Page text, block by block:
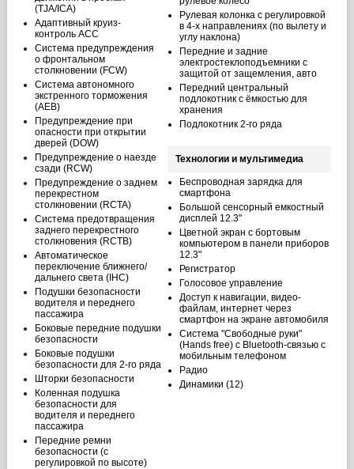
(TJA/ICA)
Адаптивный круиз-
контроль ACC
Система предупреждения
о фронтальном
столкновении (FCW)
Система автономного
экстренного торможения
(AEB)
Предупреждение при
опасности при открытии
дверей (DOW)
Предупреждение о наезде
сзади (RCW)
Предупреждение о заднем
перекрестном
столкновении (RCTA)
Система предотвращения
заднего перекрестного
столкновения (RCTB)
Автоматическое
переключение ближнего/
дальнего света (IHC)
Подушки безопасности
водителя и переднего
пассажира
Боковые передние подушки
безопасности
Боковые подушки
безопасности для 2-го ряда
Шторки безопасности
Коленная подушка
безопасности для
водителя и переднего
пассажира
Передние ремни
безопасности (с
регулировкой по высоте)
Рулевая колонка с регулировкой
в 4-х направлениях (по вылету и
углу наклона)
Передние и задние
электростеклоподъемники с
защитой от защемления, авто
Передний центральный
подлокотник с ёмкостью для
хранения
Подлокотник 2-го ряда
Технологии и мультимедиа
Беспроводная зарядка для
смартфона
Большой сенсорный емкостный
дисплей 12.3"
Цветной экран с бортовым
компьютером в панели приборов
12.3"
Регистратор
Голосовое управление
Доступ к навигации, видео-
файлам, интернет через
смартфон на экране автомобиля
Система "Свободные руки"
(Hands free) с Bluetoоth-связью с
мобильным телефоном
Радио
Динамики (12)